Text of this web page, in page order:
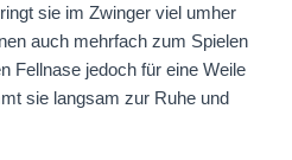
sie im Zwinger viel umher
auch mehrfach zum Spielen
Fellnase jedoch für eine Weile
sie langsam zur Ruhe und